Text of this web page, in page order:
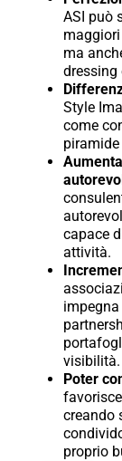
ASI può
ma
dressing
Style
come
capace
attività.
impegna
visibilità.
Poter
creando
proprio